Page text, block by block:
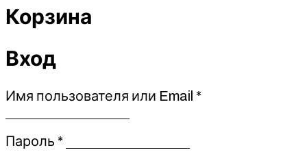
Корзина
Вход
Имя пользователя или Email *Обязательно
Пароль *Обязательно